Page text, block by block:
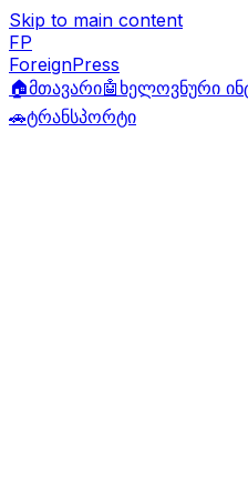
Skip to main content
FP
ForeignPress
🏠მთავარი🤖 ხელოვნური
🚗ტრანსპორტი